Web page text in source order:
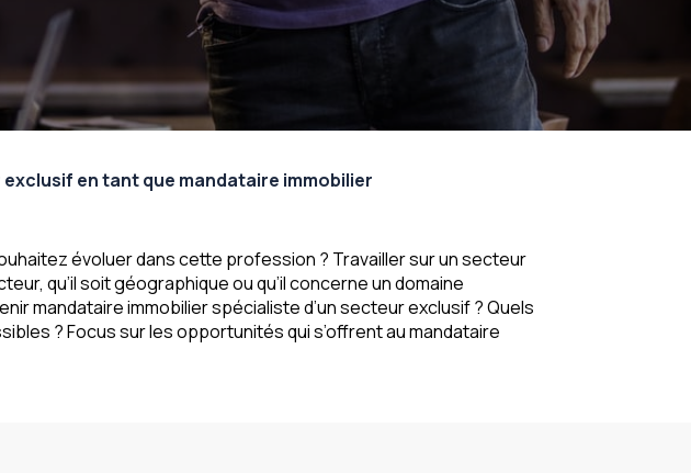
en tant que mandataire immobilier
évoluer dans cette profession ? Travailler sur un secteur
qu’il soit géographique ou qu’il concerne un domaine
mandataire immobilier spécialiste d’un secteur exclusif ? Quels
? Focus sur les opportunités qui s’offrent au mandataire